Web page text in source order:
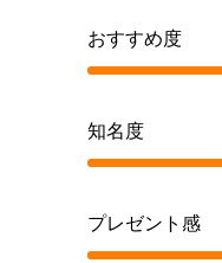
おすすめ度
知名度
プレゼント感